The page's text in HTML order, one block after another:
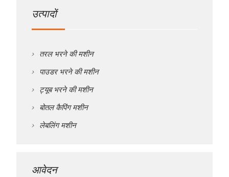
उत्पादों
तरल भरने की मशीन
पाउडर भरने की मशीन
ट्यूब भरने की मशीन
बोतल कैपिंग मशीन
लेबलिंग मशीन
आवेदन